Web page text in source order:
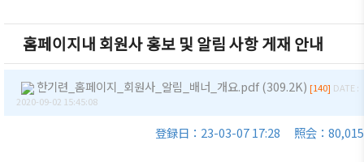
ご挨拶
設立目
的/沿革
韓企連
会員加
入
会員権
·特典
分科委
員会
クラブ
会）
ベント
貿易通
商情報
ー
홈페이지내 회원사 홍보 및 알림 사항 게재 안내
한기련_홈페이지_회원사_알림_배너_개요.pdf (309.2K) [140] DATE :
2020-09-02 15:45:08
登録日：23-03-07 17:28 照会：80,015